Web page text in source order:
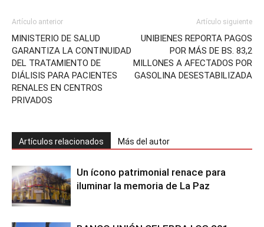
Artículo anterior
MINISTERIO DE SALUD
GARANTIZA LA CONTINUIDAD
DEL TRATAMIENTO DE
DIÁLISIS PARA PACIENTES
RENALES EN CENTROS
PRIVADOS
Artículo siguiente
UNIBIENES REPORTA PAGOS
POR MÁS DE BS. 83,2
MILLONES A AFECTADOS POR
GASOLINA DESESTABILIZADA
Artículos relacionados Más del autor
Un ícono patrimonial renace para
iluminar la memoria de La Paz